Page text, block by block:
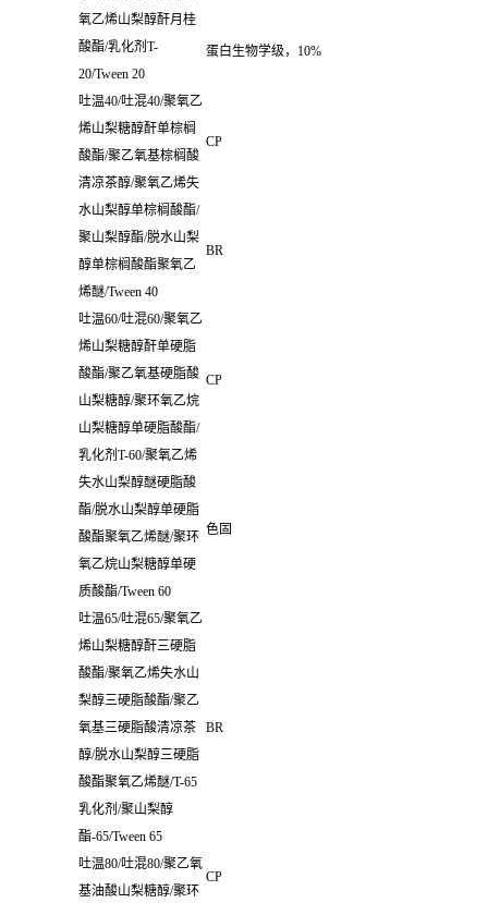
氧乙烯山梨醇酐月桂
酸酯/乳化剂 T-
20/Tween 20
蛋白生物学级， 10%
吐温40/吐混40/聚氧乙
烯山梨糖醇酐单棕榈
酸酯/聚乙氧基棕榈酸
清凉茶醇/聚氧乙烯失
水山梨醇单棕榈酸酯/
聚山梨醇酯/脱水山梨
醇单棕榈酸酯聚氧乙
烯醚/Tween 40
CP
BR
吐温60/吐混60/聚氧乙
烯山梨糖醇酐单硬脂
酸酯/聚乙氧基硬脂酸
山梨糖醇/聚环氧乙烷
山梨糖醇单硬脂酸酯/
乳化剂 T-60/聚氧乙烯
失水山梨醇醚硬脂酸
酯/脱水山梨醇单硬脂
酸酯聚氧乙烯醚/聚环
氧乙烷山梨糖醇单硬
质酸酯/Tween 60
CP
色固
吐温65/吐混65/聚氧乙
烯山梨糖醇酐三硬脂
酸酯/聚氧乙烯失水山
梨醇三硬脂酸酯/聚乙
氧基三硬脂酸清凉茶
醇/脱水山梨醇三硬脂
酸酯聚氧乙烯醚/T-65
乳化剂 /聚山梨醇
酯-65/Tween 65
BR
吐温80/吐混80/聚乙氧
基油酸山梨糖醇/聚环
CP